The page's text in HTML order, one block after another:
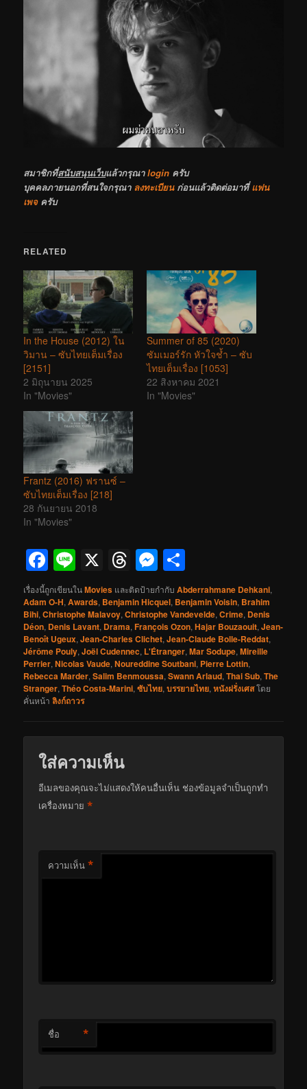
สมาชิกที่สนับสนุนเว็บแล้วกรุณาlogin ครับ
บุคคลภายนอกที่สนใจกรุณา ลงทะเบียนก่อนแล้วติดต่อมาที่แฟน
เพจครับ
RELATED
In the House (2012) ใน
วิมาน – ซับไทยเต็มเรื่อง
[2151]
2 มิถุนายน 2025
In "Movies"
Summer of 85 (2020)
ซัมเมอร์รัก หัวใจช้ำ – ซับ
ไทยเต็มเรื่อง [1053]
22 สิงหาคม 2021
In "Movies"
Frantz (2016) ฟรานซ์ –
ซับไทยเต็มเรื่อง [218]
28 กันยายน 2018
In "Movies"
Facebook
Line
X Threads
Messenger
เรื่องนี้ถูกเขียนในMovies และติดป้ายกำกับAbderrahmane Dehkani,
Adam O-H,Awards, Benjamin Hicquel, Benjamin Voisin, Brahim
Bihi,Christophe Malavoy,Christophe Vandevelde,Crime, Denis
Déon, Denis Lavant, Drama,François Ozon,Hajar Bouzaouit,Jean-
Benoît Ugeux,Jean-Charles Clichet,Jean-Claude Bolle-Reddat,
Jérôme Pouly,Joël Cudennec, L'Étranger,Mar Sodupe,Mireille
Perrier,Nicolas Vaude,Noureddine Soutbani, Pierre Lottin,
Rebecca Marder,Salim Benmoussa,Swann Arlaud,Thai Sub,The
Stranger,Théo Costa-Marini,ซับไทย,บรรยายไทย,หนังฝรั่งเศสโดย
คั่นหน้าลิงก์ถาวร
ใส่ความเห็น
อีเมลของคุณจะไม่แสดงให้คนอื่นเห็น ช่องข้อมูลจำเป็นถูกทำ
เครื่องหมาย*
ความเห็น *
ชื่อ *